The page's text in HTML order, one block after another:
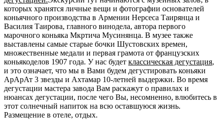
которых хранятся личные вещи и фотографии основателей
коньячного производства в Армении Нерсеса Таирянца и
Василия Таирова, главного винодела, автора первого
марочного коньяка Мкртича Мусинянца. В музее также
выставлены самые старые бочки Шустовских времен,
множественные медали и первая грамота от французских
коньякоделов 1907 года. У нас будет классическая дегустация,
и это означает, что мы в Вами будем дегустировать коньяки
АрАрАт 3 звезды и Ахтамар 10-летней выдержки. Во время
дегустации мастера завода Вам раскажут о правилах и
нюансах дегустации, после чего Вы, несомненно, влюбитесь в
этот солнечный напиток на всю оставшуюся жизнь.
Размещение в отеле, отдых.